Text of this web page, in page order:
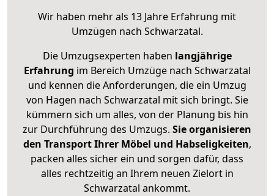
Wir haben mehr als 13 Jahre Erfahrung mit
Umzügen nach Schwarzatal.
Die Umzugsexperten haben langjährige
Erfahrung im Bereich Umzüge nach Schwarzatal
und kennen die Anforderungen, die ein Umzug
von Hagen nach Schwarzatal mit sich bringt. Sie
kümmern sich um alles, von der Planung bis hin
zur Durchführung des Umzugs. Sie organisieren
den Transport Ihrer Möbel und Habseligkeiten,
packen alles sicher ein und sorgen dafür, dass
alles rechtzeitig an Ihrem neuen Zielort in
Schwarzatal ankommt.